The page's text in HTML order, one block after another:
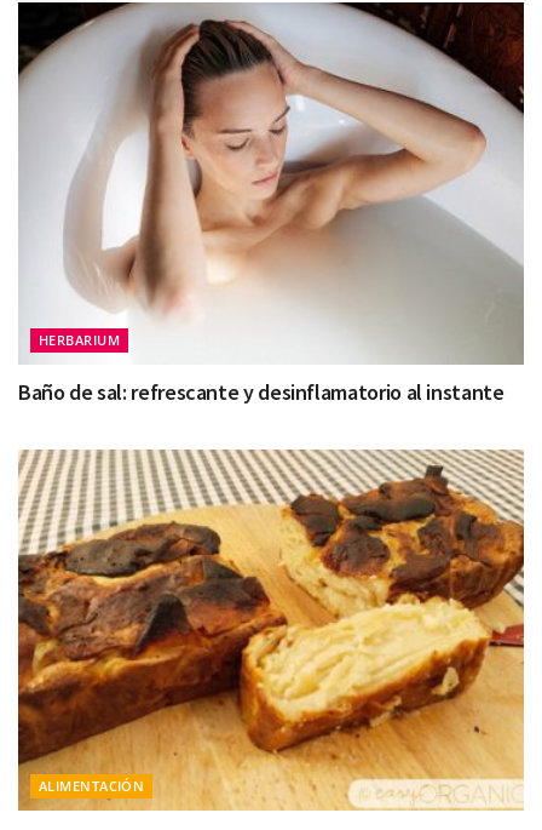
HERBARIUM
Baño de sal: refrescante y desinflamatorio al instante
ALIMENTACIÓN